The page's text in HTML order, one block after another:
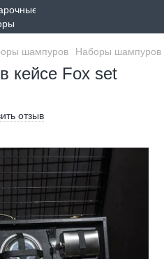
шампуров Наборы шампуров
кейсе Fox set
отзыв